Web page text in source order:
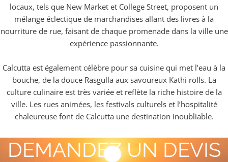
locaux, tels que New Market et College Street, proposent un
mélange éclectique de marchandises allant des livres à la
nourriture de rue, faisant de chaque promenade dans la ville une
expérience passionnante.
Calcutta est également célèbre pour sa cuisine qui met l’eau à la
bouche, de la douce Rasgulla aux savoureux Kathi rolls. La
culture culinaire est très variée et reflète la riche histoire de la
ville. Les rues animées, les festivals culturels et l’hospitalité
chaleureuse font de Calcutta une destination inoubliable.
DEMANDEZ UN DEVIS